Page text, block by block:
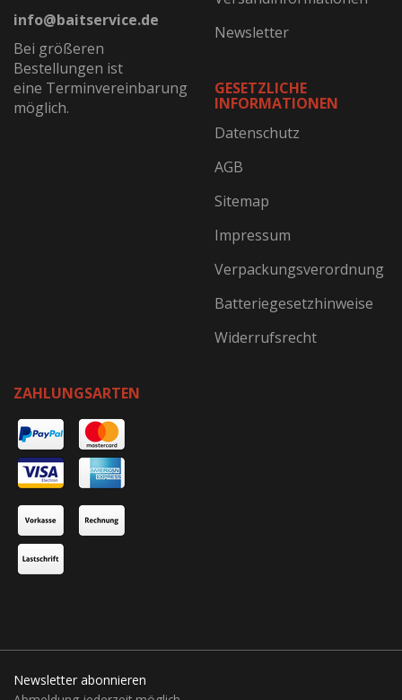
info@baitservice.de
Bei größeren
Bestellungen ist
eine Terminvereinbarung
möglich.
Newsletter
GESETZLICHE
INFORMATIONEN
Datenschutz
AGB
Sitemap
Impressum
Verpackungsverordnung
Batteriegesetzhinweise
Widerrufsrecht
ZAHLUNGSARTEN
Newsletter abonnieren